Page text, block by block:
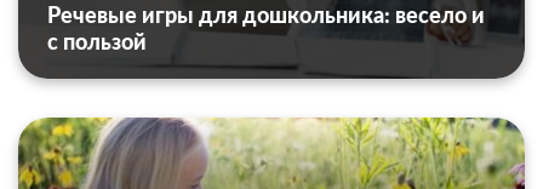
Речевые игры для дошкольника: весело и
с пользой